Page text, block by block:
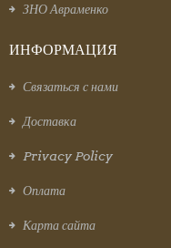
ЗНО Авраменко
ИНФОРМАЦИЯ
Связаться с нами
Доставка
Privacy Policy
Оплата
Карта сайта